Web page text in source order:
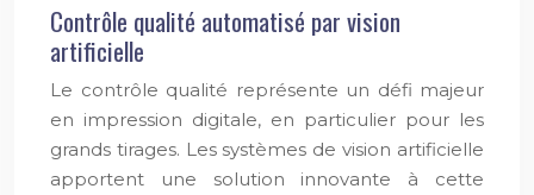
Contrôle qualité automatisé par vision
artificielle
Le contrôle qualité représente un défi majeur
en impression digitale, en particulier pour les
grands tirages. Les systèmes de vision artificielle
apportent une solution innovante à cette